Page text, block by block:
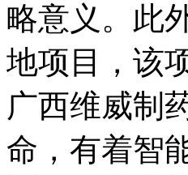
略意义。此
地项目，该
广西维威制
命，有着智